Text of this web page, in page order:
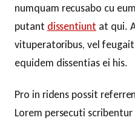
numquam recusabo cu
putant dissentiunt at qui.
vituperatoribus, vel
equidem dissentias ei his.
Pro in ridens possit
Lorem persecuti